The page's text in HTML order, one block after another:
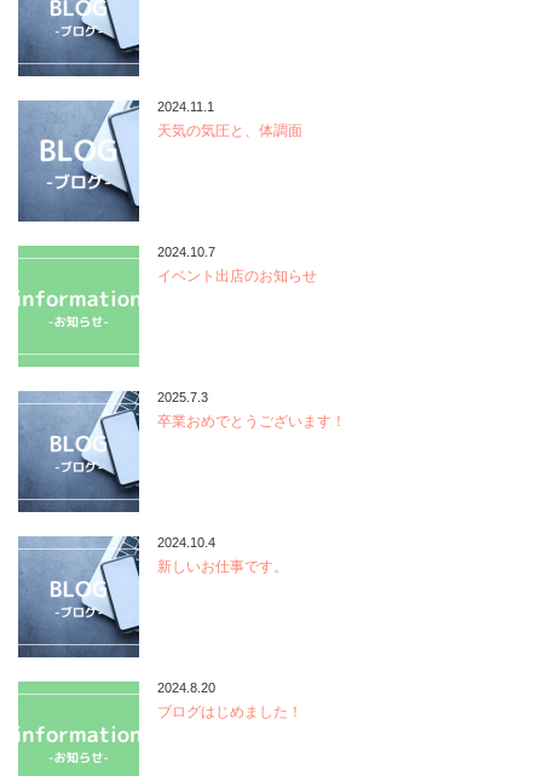
2024.11.1
天気の気圧と、体調面
2024.10.7
イベント出店のお知らせ
2025.7.3
卒業おめでとうございます！
2024.10.4
新しいお仕事です。
2024.8.20
ブログはじめました！